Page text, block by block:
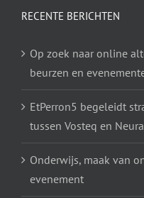
RECENTE BERICHTEN
Op zoek naar online
beurzen en
EtPerron5 begeleidt
tussen Vosteq en
Onderwijs, maak van
evenement